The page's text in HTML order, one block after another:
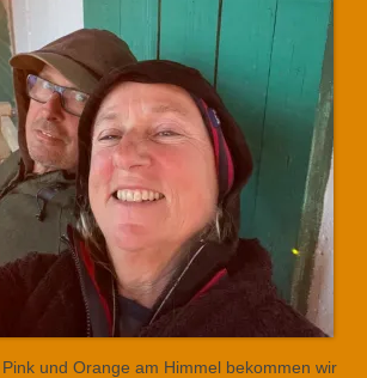
und Orange am Himmel bekommen wir